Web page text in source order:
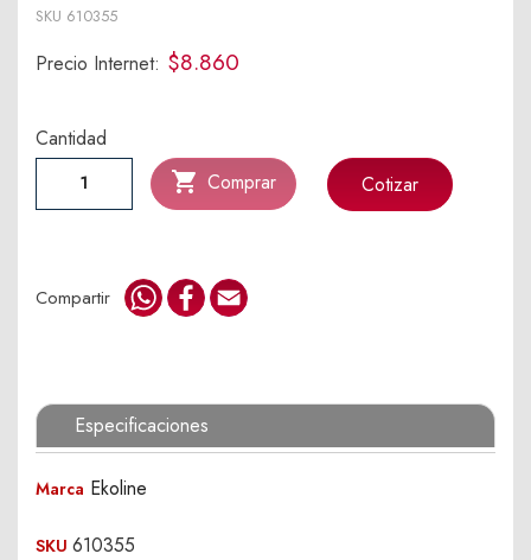
SKU 610355
Precio Internet: $8.860
Cantidad
 Comprar Cotizar
Compartir WhatsApp
Facebook
Especificaciones
Marca Ekoline
SKU 610355